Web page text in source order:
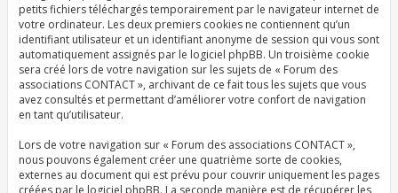
petits fichiers téléchargés temporairement par le navigateur internet de
votre ordinateur. Les deux premiers cookies ne contiennent qu’un
identifiant utilisateur et un identifiant anonyme de session qui vous sont
automatiquement assignés par le logiciel phpBB. Un troisième cookie
sera créé lors de votre navigation sur les sujets de « Forum des
associations CONTACT », archivant de ce fait tous les sujets que vous
avez consultés et permettant d’améliorer votre confort de navigation
en tant qu’utilisateur.
Lors de votre navigation sur « Forum des associations CONTACT »,
nous pouvons également créer une quatrième sorte de cookies,
externes au document qui est prévu pour couvrir uniquement les pages
créées par le logiciel phpBB. La seconde manière est de récupérer les